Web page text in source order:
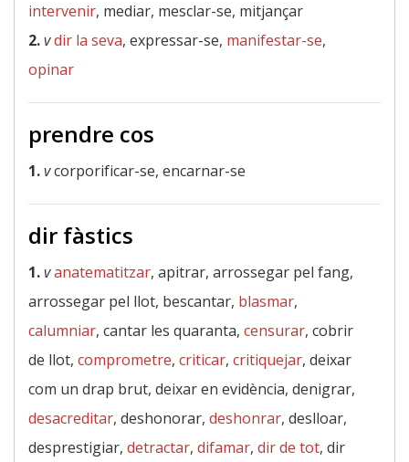
intervenir, mediar, mesclar-se, mitjançar
2.vdir la seva, expressar-se, manifestar-se,
opinar
prendre cos
1.vcorporificar-se, encarnar-se
dir fàstics
1.vanatematitzar, apitrar, arrossegar pel fang,
arrossegar pel llot, bescantar, blasmar,
calumniar, cantar les quaranta, censurar, cobrir
de llot, comprometre, criticar, critiquejar, deixar
com un drap brut, deixar en evidència, denigrar,
desacreditar, deshonorar, deshonrar, deslloar,
desprestigiar, detractar, difamar, dir de tot, dir